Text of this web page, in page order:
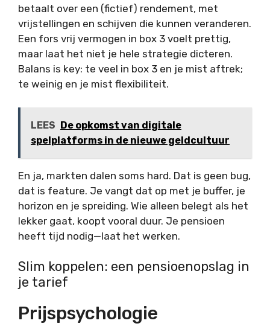
betaalt over een (fictief) rendement, met
vrijstellingen en schijven die kunnen veranderen.
Een fors vrij vermogen in box 3 voelt prettig,
maar laat het niet je hele strategie dicteren.
Balans is key: te veel in box 3 en je mist aftrek;
te weinig en je mist flexibiliteit.
LEES De opkomst van digitale
spelplatforms in de nieuwe geldcultuur
En ja, markten dalen soms hard. Dat is geen bug,
dat is feature. Je vangt dat op met je buffer, je
horizon en je spreiding. Wie alleen belegt als het
lekker gaat, koopt vooral duur. Je pensioen
heeft tijd nodig—laat het werken.
Slim koppelen: een pensioenopslag in
je tarief
Prijspsychologie